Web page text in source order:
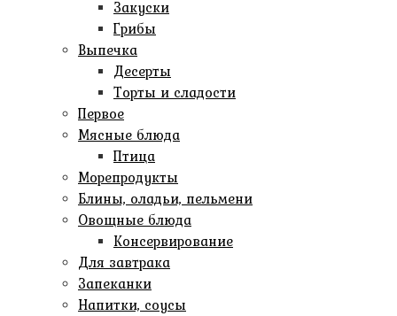
Закуски
Грибы
Выпечка
Десерты
Торты и сладости
Первое
Мясные блюда
Птица
Морепродукты
Блины, оладьи, пельмени
Овощные блюда
Консервирование
Для завтрака
Запеканки
Напитки, соусы